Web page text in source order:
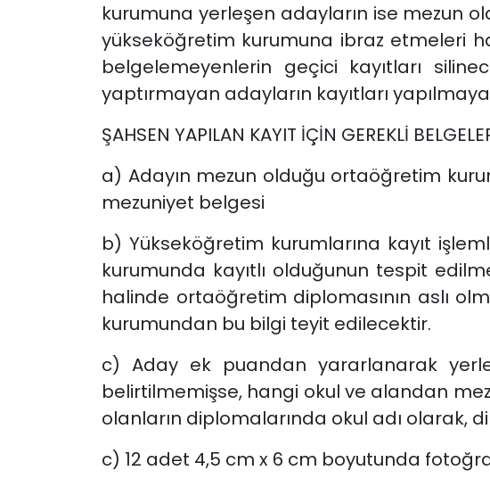
kurumuna yerleşen adayların ise mezun
yükseköğretim kurumuna ibraz etmeleri
belgelemeyenlerin geçici kayıtları
yaptırmayan adayların kayıtları
ŞAHSEN YAPILAN KAYIT İÇİN GEREKLİ
a) Adayın mezun olduğu ortaöğretim
mezuniyet belgesi
b) Yükseköğretim kurumlarına kayıt
kurumunda kayıtlı olduğunun tespit
halinde ortaöğretim diplomasının aslı
kurumundan bu bilgi teyit edilecektir.
c) Aday ek puandan yararlanarak
belirtilmemişse, hangi okul ve alandan
olanların diplomalarında okul adı olarak,
c) 12 adet 4,5 cm x 6 cm boyutunda